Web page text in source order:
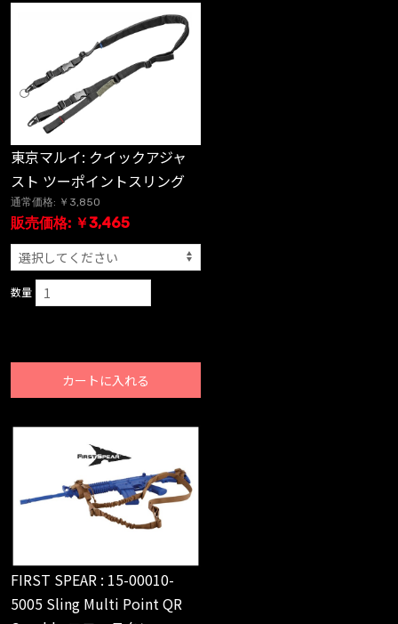
東京マルイ: クイックアジャ
スト ツーポイントスリング
通常価格: ￥3,850
販売価格: ￥3,465
数量
カートに入れる
FIRST SPEAR : 15-00010-
5005 Sling Multi Point QR